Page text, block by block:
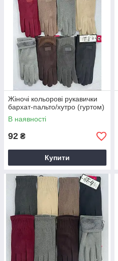
Жіночі кольорові рукавички
бархат-пальто/хутро (гуртом)
В наявності
92 ₴
Купити